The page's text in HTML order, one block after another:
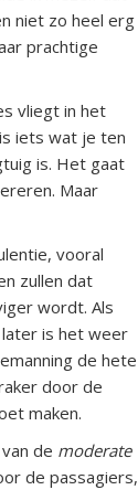
niet zo heel erg
prachtige
vliegt in het
iets wat je ten
is. Het gaat
Maar
vooral
zullen dat
wordt. Als
is het weer
de hete
door de
maken.
de moderate
de passagiers,